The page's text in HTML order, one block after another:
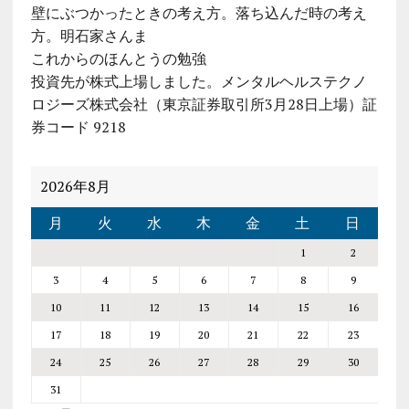
壁にぶつかったときの考え方。落ち込んだ時の考え
方。明石家さんま
これからのほんとうの勉強
投資先が株式上場しました。メンタルヘルステクノ
ロジーズ株式会社（東京証券取引所3月28日上場）証
券コード 9218
2026年8月
月
火 水 木 金 土 日
1
2
3
4 5 6 7 8
9
10
11 12 13 14 15
16
17
18 19 20 21 22
23
24
25 26 27 28 29
30
31